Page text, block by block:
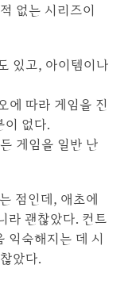
없는 시리즈이
있고, 아이템이나
에 따라 게임을 진
이 없다.
게임을 일반 난
점인데, 애초에
라 괜찮았다. 컨트
익숙해지는 데 시
았다.